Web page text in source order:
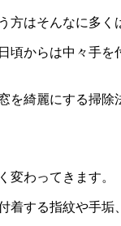
方はそんなに多
頃からは中々手
を綺麗にする掃
変わってきます。
着する指紋や手